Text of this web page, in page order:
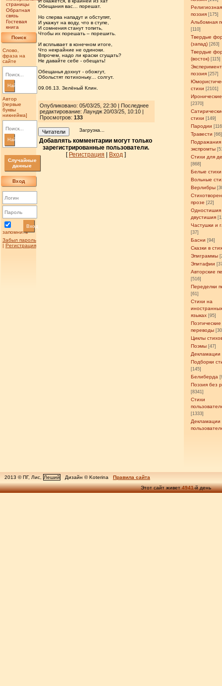
страницы
Обратная
связь
Гостевая
книга
Поиск
Слово,
фраза на
сайте
Найти
Автор
[первые
буквы
никнейма]
Найти
Случайные
данные
Вход
запомнить
Вход
Забыл пароль
| Регистрация
Религиозная
поэзия [175]
Альбомная
[110]
Твердые
(запад) [263]
Твердые
(восток) [115]
поэзия [257]
стихи [2101]
[2370]
стихи [149]
Пародии
Травести [66]
Подражания
экспромты
Стихи для
[868]
Белые стихи
Вольные
Верлибры
прозе [22]
Одностишия
двустишия
Частушки и
[37]
Басни [94]
Сказки в
Эпиграммы
Эпитафии
Авторские
[516]
Переделки
[61]
Стихи на
языках [95]
Поэтические
переводы
Циклы
Поэмы [47]
Декламации
Подборки
[145]
Белиберда
Поэзия без
[8341]
Стихи
[1333]
Декламации
Обещания вас… порешат.
Но сперва нападут и обступят,
И укажут на воду, что в ступе,
И сомнения станут топить,
Чтобы их порешать – порешить.
И всплывает в конечном итоге,
Что некрайние не одиноки.
Впрочем, надо ли краски сгущать?
Не давайте себе - обещать!
Обещанья дохнут - обожгут,
Обольстят потихоньку… солгут.
09.06.13. Зелёный Клин.
Опубликовано: 05/03/25, 22:30 | Последнее
редактирование: Лаундж 20/03/25, 10:10 |
Просмотров: 133
Читатели Загрузка...
Добавлять комментарии могут только
зарегистрированные пользователи.
[ Регистрация Вход]
2013 © ПГ, Лис, Леший Дизайн © Koterina
Правила сайта
Этот сайт живет4941-й день